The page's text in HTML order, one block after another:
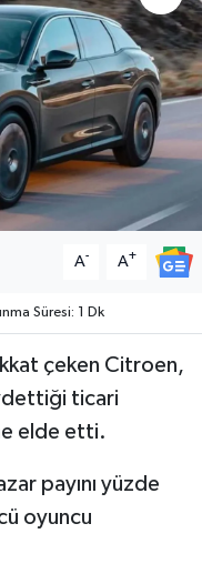
A- A+
Süresi: 1 Dk
çeken Citroen,
ticari
elde etti.
payını yüzde
oyuncu